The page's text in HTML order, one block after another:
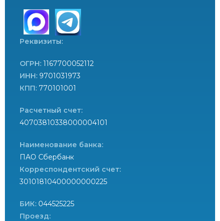
Реквизиты:
ОГРН: 1167700052112
ИНН: 9701031973
КПП: 770101001
Расчетный счет:
40703810338000004101
Наименование банка:
ПАО Сбербанк
Корреспондентский счет:
30101810400000000225
БИК: 044525225
Проезд: